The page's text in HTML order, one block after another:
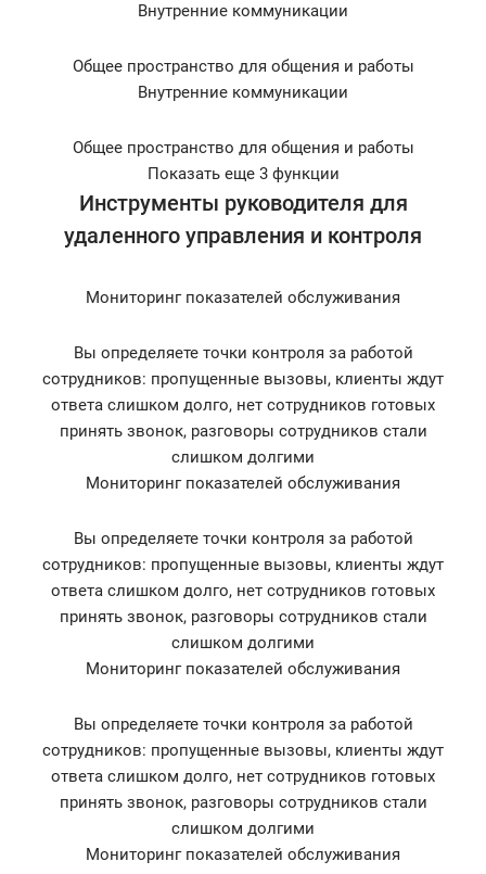
Внутренние коммуникации
Общее пространство для общения и работы
Внутренние коммуникации
Общее пространство для общения и работы
Показать еще 3 функции
Инструменты руководителя для
удаленного управления и контроля
Мониторинг показателей обслуживания
Вы определяете точки контроля за работой
сотрудников: пропущенные вызовы, клиенты ждут
ответа слишком долго, нет сотрудников готовых
принять звонок, разговоры сотрудников стали
слишком долгими
Мониторинг показателей обслуживания
Вы определяете точки контроля за работой
сотрудников: пропущенные вызовы, клиенты ждут
ответа слишком долго, нет сотрудников готовых
принять звонок, разговоры сотрудников стали
слишком долгими
Мониторинг показателей обслуживания
Вы определяете точки контроля за работой
сотрудников: пропущенные вызовы, клиенты ждут
ответа слишком долго, нет сотрудников готовых
принять звонок, разговоры сотрудников стали
слишком долгими
Мониторинг показателей обслуживания